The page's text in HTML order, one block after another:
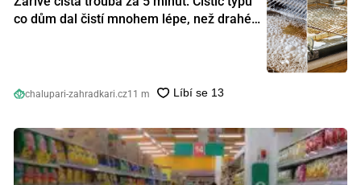
co dům dal čistí mnohem lépe, než drahé
chalupari-zahradkari.cz11 m